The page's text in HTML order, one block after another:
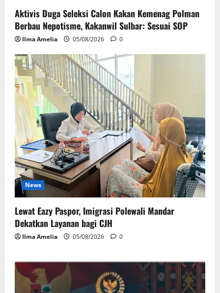
Aktivis Duga Seleksi Calon Kakan Kemenag Polman
Berbau Nepotisme, Kakanwil Sulbar: Sesuai SOP
Ilma Amelia 05/08/2026 0
News
Lewat Eazy Paspor, Imigrasi Polewali Mandar
Dekatkan Layanan bagi CJH
Ilma Amelia 05/08/2026 0